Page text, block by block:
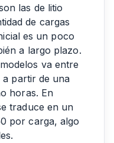
las de litio
de cargas
es un poco
a largo plazo.
va entre
a partir de una
horas. En
traduce en un
por carga, algo